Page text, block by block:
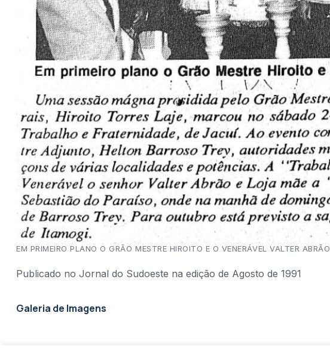
EM PRIMEIRO PLANO O GRÃO MESTRE HIROITO E O VENERÁVEL VALTER ABRÃO
Publicado no Jornal do Sudoeste na edição de Agosto de 1991
Galeria de Imagens